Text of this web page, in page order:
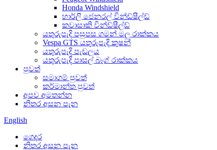
Honda Windshield
හාර්ලි ජෙනරල් වින්ඩ්ෂීල්ඩ්
කවාසාකි වින්ඩ්ෂීල්ඩ්
යතුරුපැදි පසුපස ගමන් මලු රාක්කය
Vespa GTS යතුරුපැදි කුෂන්
යතුරුපැදි පැඩලය
යතුරුපැදි පාසල් බෑග් රාක්කය
පුවත්
සමාගම් පුවත්
කර්මාන්ත පුවත්
අපව අමතන්න
නිතර අසන පැන
English
ගෙදර
නිතර අසන පැන